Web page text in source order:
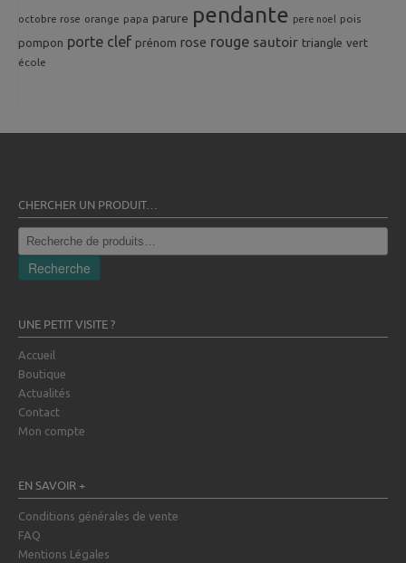
octobre rose orange papa parure pendante pere noel pois
pompon porte clef prénom rose rouge sautoir triangle vert
école
CHERCHER UN PRODUIT…
Recherche
pour :
Recherche
UNE PETIT VISITE ?
Accueil
Boutique
Actualités
Contact
Mon compte
EN SAVOIR +
Conditions générales de vente
FAQ
Mentions Légales